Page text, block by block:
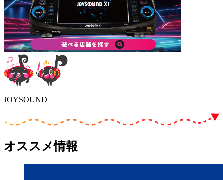
JOYSOUND
オススメ情報